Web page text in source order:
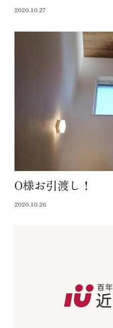
予約
ン相談
2020.10.27
O様お引渡し！
2020.10.26